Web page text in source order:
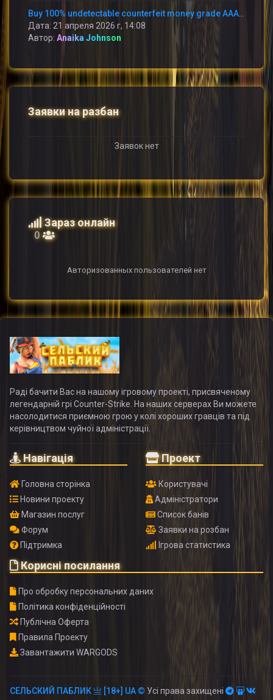
Дата: 21 апреля 2026 г, 14:08
Автор: Anaika Johnson
Заявки на разбан
Заявок нет
Зараз онлайн
0
Авторизованных пользователей нет
Раді бачити Вас на нашому ігровому проекті, присвяченому
легендарній грі Counter-Strike. На наших серверах Ви можете
насолодитися приємною грою у колі хороших гравців та під
керівництвом чуйної адміністрації.
Навігація
Головна сторінка
Новини проекту
Магазин послуг
Форум
Підтримка
Проект
Користувачі
Адміністратори
Список банів
Заявки на розбан
Ігрова статистика
Корисні посилання
Про обробку персональних даних
Політика конфіденційності
Публічна Оферта
Правила Проекту
Завантажити WARGODS
СЕЛЬСКИЙ ПАБЛИК 亗 [18+] UA © Усі права захищені